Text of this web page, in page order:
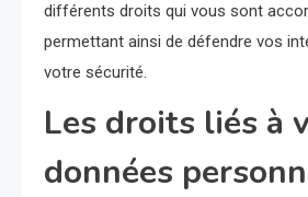
différents droits qui vous sont
permettant ainsi de défendre vos
votre sécurité.
Les droits liés à
données